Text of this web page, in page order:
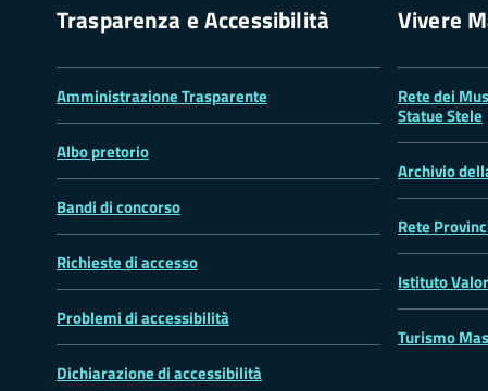
Trasparenza e Accessibilità
Amministrazione Trasparente
Albo pretorio
Bandi di concorso
Richieste di accesso
Problemi di accessibilità
Dichiarazione di accessibilità
Vivere
Rete dei
Statue Stele
Archivio
Rete
Istituto
Turismo